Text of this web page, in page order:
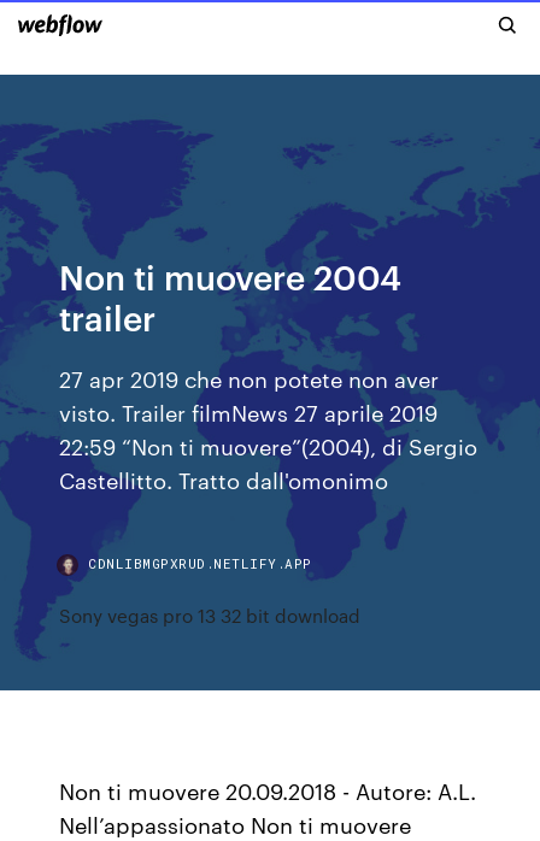
Non ti muovere 2004
trailer
27 apr 2019 che non potete non aver
visto. Trailer filmNews 27 aprile 2019
22:59 “Non ti muovere”(2004), di Sergio
Castellitto. Tratto dall'omonimo
CDNLIBMGPXRUD.NETLIFY.APP
Sony vegas pro 13 32 bit download
Non ti muovere 20.09.2018 - Autore: A.L.
Nell’appassionato Non ti muovere